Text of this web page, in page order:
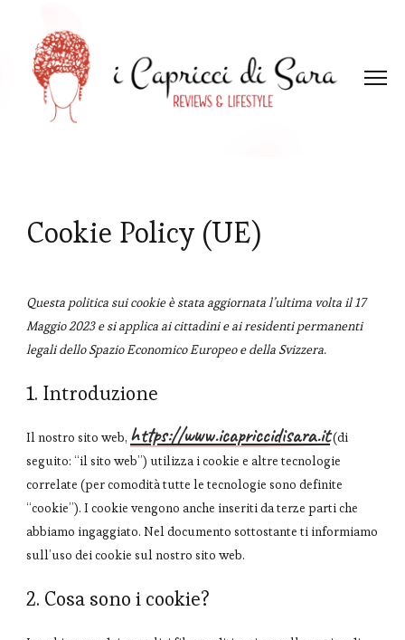
Cookie Policy (UE)
Questa politica sui cookie è stata aggiornata l’ultima volta il 17
Maggio 2023 e si applica ai cittadini e ai residenti permanenti
legali dello Spazio Economico Europeo e della Svizzera.
1. Introduzione
Il nostro sito web, https://www.icapriccidisara.it(di
seguito: “il sito web”) utilizza i cookie e altre tecnologie
correlate (per comodità tutte le tecnologie sono definite
“cookie”). I cookie vengono anche inseriti da terze parti che
abbiamo ingaggiato. Nel documento sottostante ti informiamo
sull’uso dei cookie sul nostro sito web.
2. Cosa sono i cookie?